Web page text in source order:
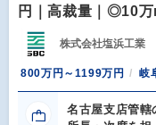
円｜高裁量｜◎10
株式会社塩浜工業
800万円～1199万円 岐
名古屋支店管轄